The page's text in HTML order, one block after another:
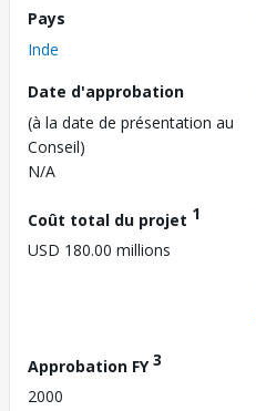
Pays
Inde
Date d'approbation
(à la date de présentation au
Conseil)
N/A
Coût total du projet 1
USD 180.00 millions
Approbation FY3
2000